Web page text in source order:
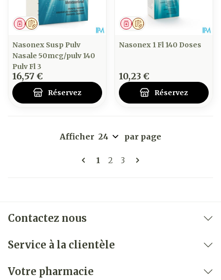
Sur prescription
Médicament
Nasonex Susp Pulv
Nasale 50mcg/pulv 140
Pulv Fl 3
16,57 €
Réservez
Sur prescription
Médicament
Nasonex 1 Fl 140 Doses
10,23 €
Réservez
Pages
Vous lisez actuellement la
1 Page
2 Page
3
Afficher par page
Contactez nous
Service à la clientèle
Votre pharmacie